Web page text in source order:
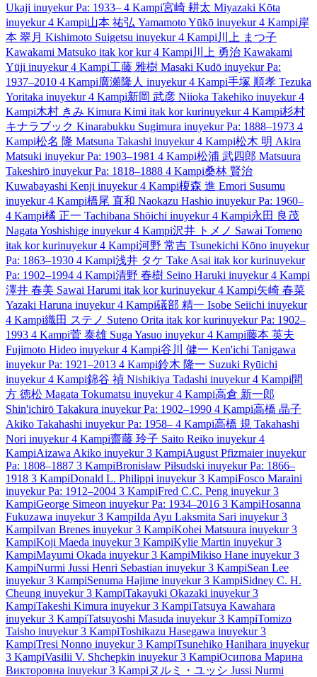
Ukaji inuyekur Pa: 1933– 4 Kampi宮崎 耕太 Miyazaki Kōta
inuyekur 4 Kampi山本 祐弘 Yamamoto Yūkō inuyekur 4 Kampi岸
本 翠月 Kishimoto Suigetsu inuyekur 4 Kampi 川上 まつ子
Kawakami Matsuko itak kor kur 4 Kampi 川上 勇治 Kawakami
Yūji inuyekur 4 Kampi工藤 雅樹 Masaki Kudō inuyekur Pa:
1937–2010 4 Kampi廣瀬隆人 inuyekur 4 Kampi手塚 順孝 Tezuka
Yoritaka inuyekur 4 Kampi新岡 武彦 Niioka Takehiko inuyekur 4
Kampi木村 きみ Kimura Kimi itak kor kurinuyekur 4 Kampi杉村
キナラブック Kinarabukku Sugimura inuyekur Pa: 1888–1973 4
Kampi松名 隆 Matsuna Takashi inuyekur 4 Kampi松木 明 Akira
Matsuki inuyekur Pa: 1903–1981 4 Kampi松浦 武四郎 Matsuura
Takeshirō inuyekur Pa: 1818–1888 4 Kampi桑林 賢治
Kuwabayashi Kenji inuyekur 4 Kampi榎森 進 Emori Susumu
inuyekur 4 Kampi橋尾 直和 Naokazu Hashio inuyekur Pa: 1960–
4 Kampi橘 正一 Tachibana Shōichi inuyekur 4 Kampi永田 良茂
Nagata Yoshishige inuyekur 4 Kampi沢井 トメノ Sawai Tomeno
itak kor kurinuyekur 4 Kampi河野 常吉 Tsunekichi Kōno inuyekur
Pa: 1863–1930 4 Kampi浅井 タケ Take Asai itak kor kurinuyekur
Pa: 1902–1994 4 Kampi清野 春樹 Seino Haruki inuyekur 4 Kampi
澤井 春美 Sawai Harumi itak kor kurinuyekur 4 Kampi矢崎 春菜
Yazaki Haruna inuyekur 4 Kampi礒部 精一 Isobe Seiichi inuyekur
4 Kampi織田 ステノ Suteno Orita itak kor kurinuyekur Pa: 1902–
1993 4 Kampi菅 泰雄 Suga Yasuo inuyekur 4 Kampi藤本 英夫
Fujimoto Hideo inuyekur 4 Kampi谷川 健一 Ken'ichi Tanigawa
inuyekur Pa: 1921–2013 4 Kampi鈴木 隆一 Suzuki Ryūichi
inuyekur 4 Kampi錦谷 禎 Nishikiya Tadashi inuyekur 4 Kampi間
方 徳松 Magata Tokumatsu inuyekur 4 Kampi高倉 新一郎
Shin'ichirō Takakura inuyekur Pa: 1902–1990 4 Kampi高橋 晶子
Akiko Takahashi inuyekur Pa: 1958– 4 Kampi高橋 規 Takahashi
Nori inuyekur 4 Kampi齋藤 玲子 Saito Reiko inuyekur 4
KampiAizawa Akiko inuyekur 3 KampiAugust Pfizmaier inuyekur
Pa: 1808–1887 3 KampiBronisław Piłsudski inuyekur Pa: 1866–
1918 3 KampiDonald L. Philippi inuyekur 3 KampiFosco Maraini
inuyekur Pa: 1912–2004 3 KampiFred C.C. Peng inuyekur 3
KampiGeorge Simeon inuyekur Pa: 1934–2016 3 KampiHosanna
Fukuzawa inuyekur 3 KampiIda Ayu Laksmita Sari inuyekur 3
KampiIvan Brenes inuyekur 3 KampiKohei Matsuura inuyekur 3
KampiKoji Maeda inuyekur 3 KampiKylie Martin inuyekur 3
KampiMayumi Okada inuyekur 3 KampiMikiso Hane inuyekur 3
KampiNurmi Jussi Henri Sebastian inuyekur 3 KampiSean Lee
inuyekur 3 KampiSenuma Hajime inuyekur 3 KampiSidney C. H.
Cheung inuyekur 3 KampiTakayuki Okazaki inuyekur 3
KampiTakeshi Kimura inuyekur 3 KampiTatsuya Kawahara
inuyekur 3 KampiTatsuyoshi Masuda inuyekur 3 KampiTomizo
Taisho inuyekur 3 KampiToshikazu Hasegawa inuyekur 3
KampiTresi Nonno inuyekur 3 KampiTsunehiko Hanihara inuyekur
3 KampiVasilii V. Shchepkin inuyekur 3 KampiОсипова Марина
Викторовна inuyekur 3 Kampi ヌルミ・ユッシ Jussi Nurmi